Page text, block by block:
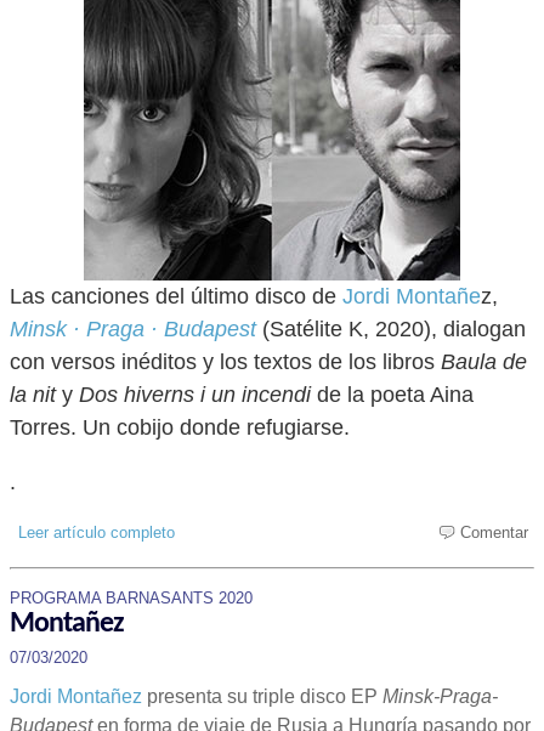
Las canciones del último disco de Jordi Montañez,
Minsk · Praga · Budapest (Satélite K, 2020), dialogan
con versos inéditos y los textos de los libros Baula de
la nity Dos hiverns i un incendide la poeta Aina
Torres. Un cobijo donde refugiarse.
.
Leer artículo completo Comentar
PROGRAMA BARNASANTS 2020
Montañez
07/03/2020
Jordi Montañez presenta su triple disco EP Minsk-Praga-
Budapesten forma de viaje de Rusia a Hungría pasando por